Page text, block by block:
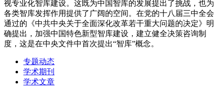
视专业化智库建设。这既为中国智库的发展提出了挑战，也为
各类智库发挥作用提供了广阔的空间。在党的十八届三中全会
通过的《中共中央关于全面深化改革若干重大问题的决定》明
确提出，加强中国特色新型智库建设，建立健全决策咨询制
度，这是在中央文件中首次提出“智库”概念。
专题动态
学术期刊
学术文章